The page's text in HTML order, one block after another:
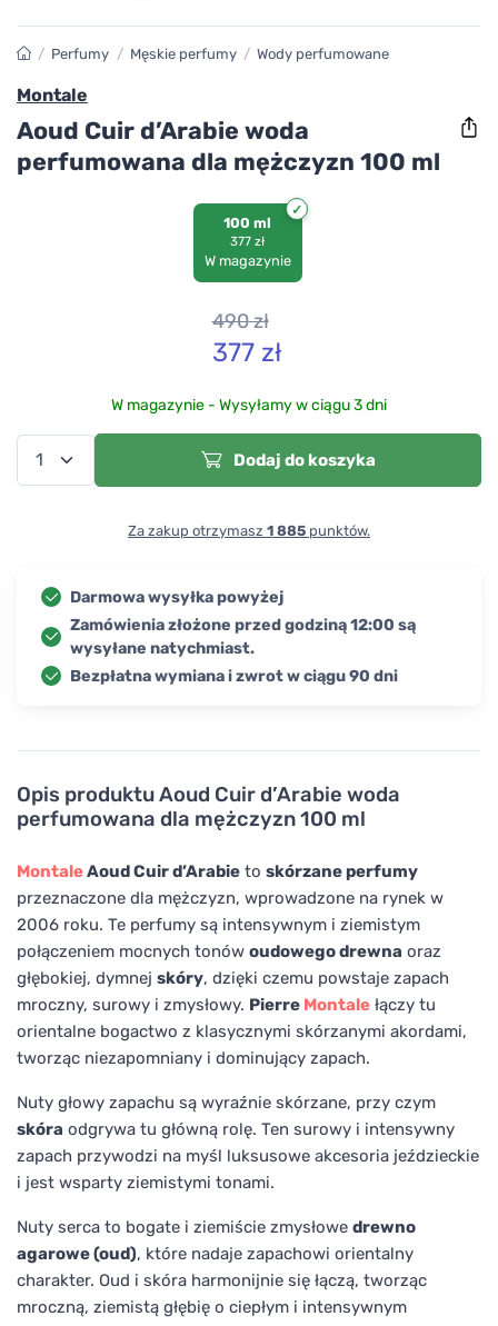
Opis produktuAoud Cuir d’Arabie woda
perfumowana dla mężczyzn 100 ml
MontaleAoud Cuir d’Arabie to skórzane perfumy
przeznaczone dla mężczyzn, wprowadzone na rynek w
2006 roku. Te perfumy są intensywnym i ziemistym
połączeniem mocnych tonów oudowego drewna oraz
głębokiej, dymnej skóry, dzięki czemu powstaje zapach
mroczny, surowy i zmysłowy. Pierre Montale łączy tu
orientalne bogactwo z klasycznymi skórzanymi akordami,
tworząc niezapomniany i dominujący zapach.
Nuty głowy zapachu są wyraźnie skórzane, przy czym
skóra odgrywa tu główną rolę. Ten surowy i intensywny
zapach przywodzi na myśl luksusowe akcesoria jeździeckie
i jest wsparty ziemistymi tonami.
Nuty serca to bogate i ziemiście zmysłowe drewno
agarowe (oud), które nadaje zapachowi orientalny
charakter. Oud i skóra harmonijnie się łączą, tworząc
mroczną, ziemistą głębię o ciepłym i intensywnym
/ Perfumy / Męskie perfumy / Wody perfumowane
Montale
Aoud Cuir d’Arabie woda
perfumowana dla mężczyzn 100 ml
100 ml
377 zł
W magazynie
490zł
377 zł
W magazynie - Wysyłamy w ciągu 3 dni
Dodaj do koszyka
Za zakup otrzymasz 1 885 punktów.
Darmowa wysyłka powyżej
Zamówienia złożone przed godziną 12:00 są
wysyłane natychmiast.
Bezpłatna wymiana i zwrot w ciągu 90 dni